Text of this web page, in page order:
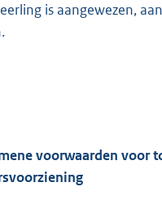
is aangewezen,
voorwaarden voor